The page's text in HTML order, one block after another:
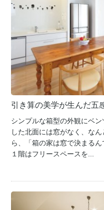
引き算の美学が生んだ五
シンプルな箱型の外観にベ
した北面には窓がなく、な
ら、「箱の家は窓で決まる
１階はフリースペースを...